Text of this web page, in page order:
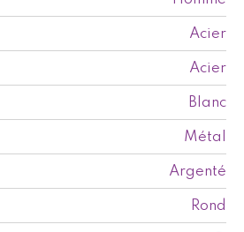
Acier
Acier
Blanc
Métal
Argenté
Rond